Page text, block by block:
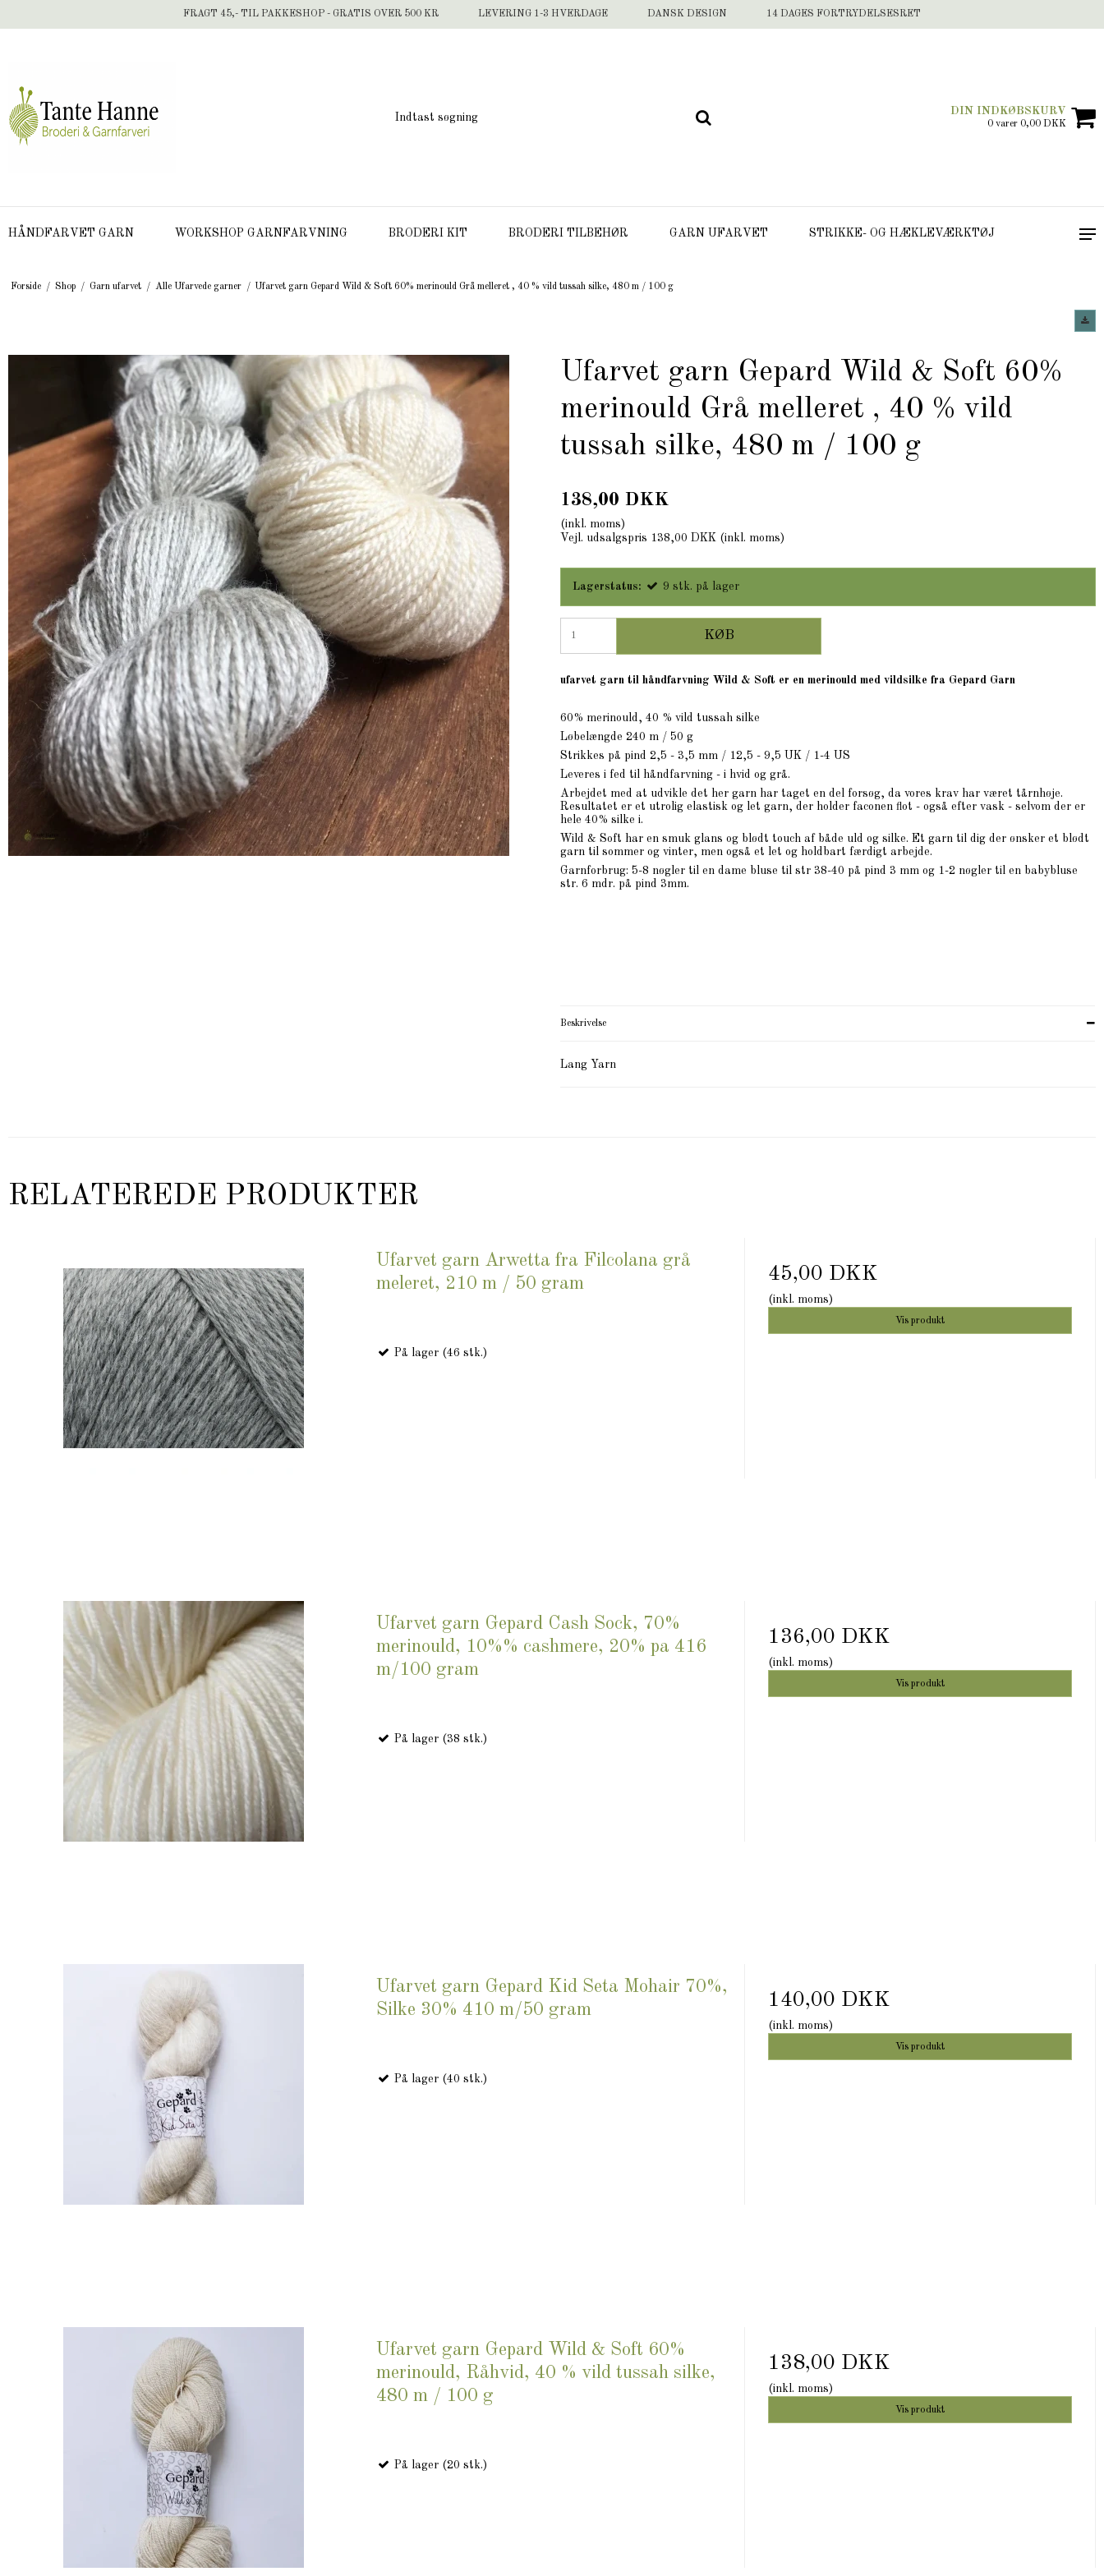
FRAGT 45,- TIL PAKKESHOP - GRATIS OVER 500 KR LEVERING 1-3 HVERDAGE DANSK DESIGN 14 DAGES FORTRYDELSESRET
DIN INDKØBSKURV
0 varer 0,00 DKK
HÅNDFARVET GARN WORKSHOP GARNFARVNING BRODERI KIT BRODERI TILBEHØR GARN UFARVET STRIKKE- OG HÆKLEVÆRKTØJ
Forside / Shop / Garn ufarvet / Alle Ufarvede garner / Ufarvet garn Gepard Wild & Soft 60% merinould Grå melleret , 40 % vild tussah silke, 480 m / 100 g
Ufarvet garn Gepard Wild & Soft 60%
merinould Grå melleret , 40 % vild
tussah silke, 480 m / 100 g
138,00 DKK
(inkl. moms)
Vejl. udsalgspris 138,00 DKK (inkl. moms)
Lagerstatus: 9 stk. på lager
KØB
ufarvet garn til håndfarvning Wild & Soft er en merinould med vildsilke fra Gepard Garn
60% merinould, 40 % vild tussah silke
Løbelængde 240 m / 50 g
Strikkes på pind 2,5 - 3,5 mm / 12,5 - 9,5 UK / 1-4 US
Leveres i fed til håndfarvning - i hvid og grå.
Arbejdet med at udvikle det her garn har taget en del forsøg, da vores krav har været tårnhøje.
Resultatet er et utrolig elastisk og let garn, der holder faconen flot - også efter vask - selvom der er
hele 40% silke i.
Wild & Soft har en smuk glans og blødt touch af både uld og silke. Et garn til dig der ønsker et blødt
garn til sommer og vinter, men også et let og holdbart færdigt arbejde.
Garnforbrug: 5-8 nøgler til en dame bluse til str 38-40 på pind 3 mm og 1-2 nøgler til en babybluse
str. 6 mdr. på pind 3mm.
Beskrivelse
Lang Yarn
RELATEREDE PRODUKTER
Ufarvet garn Arwetta fra Filcolana grå
meleret, 210 m / 50 gram
På lager (46 stk.)
45,00 DKK
(inkl. moms)
Vis produkt
Ufarvet garn Gepard Cash Sock, 70%
merinould, 10%% cashmere, 20% pa 416
m/100 gram
På lager (38 stk.)
136,00 DKK
(inkl. moms)
Vis produkt
Ufarvet garn Gepard Kid Seta Mohair 70%,
Silke 30% 410 m/50 gram
På lager (40 stk.)
140,00 DKK
(inkl. moms)
Vis produkt
Ufarvet garn Gepard Wild & Soft 60%
merinould, Råhvid, 40 % vild tussah silke,
480 m / 100 g
På lager (20 stk.)
138,00 DKK
(inkl. moms)
Vis produkt